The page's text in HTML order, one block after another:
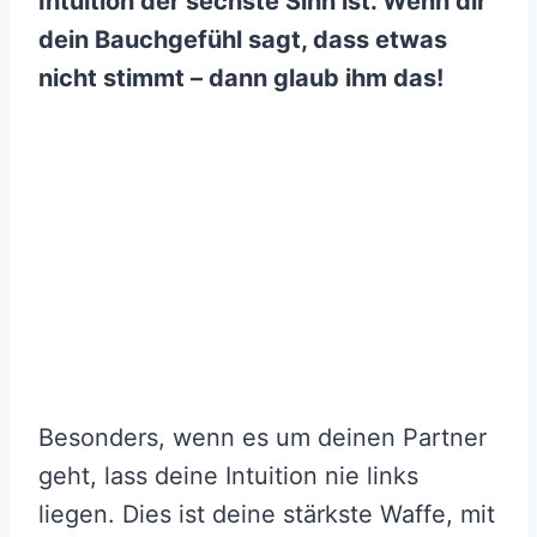
dein Bauchgefühl sagt, dass etwas
nicht stimmt – dann glaub ihm das!
Besonders, wenn es um deinen Partner
geht, lass deine Intuition nie links
liegen. Dies ist deine stärkste Waffe, mit